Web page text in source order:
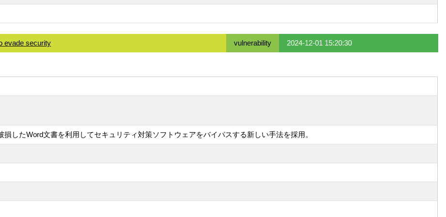
evade security vulnerability 2024-12-01 15:20:30
したWord文書を利用してセキュリティ対策ソフトウェアをバイパスする新しい手法を採用。